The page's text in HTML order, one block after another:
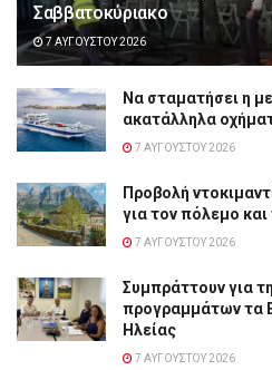
Σαββατοκύριακο
7 ΑΥΓΟΎΣΤΟΥ 2026
Να σταματήσει η
ακατάλληλα
7 ΑΥΓΟΎΣΤΟΥ 2026
Προβολή
για τον πόλεμο και
7 ΑΥΓΟΎΣΤΟΥ 2026
Συμπράττουν για
προγραμμάτων τα
Ηλείας
7 ΑΥΓΟΎΣΤΟΥ 2026